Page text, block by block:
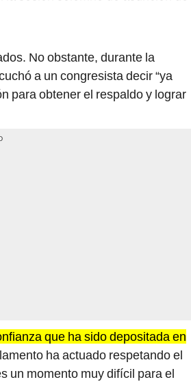
No obstante, durante la
a un congresista decir “ya
para obtener el respaldo y lograr
que ha sido depositada en
ha actuado respetando el
un momento muy difícil para el